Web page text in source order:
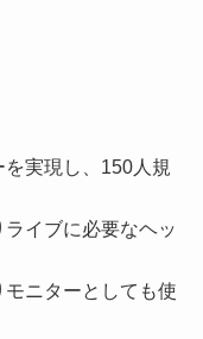
実現し、150人規
イブに必要なヘッ
ニターとしても使